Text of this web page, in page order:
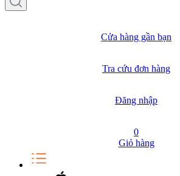
Cửa hàng gần bạn
Tra cứu đơn hàng
Đăng nhập
0
Giỏ hàng